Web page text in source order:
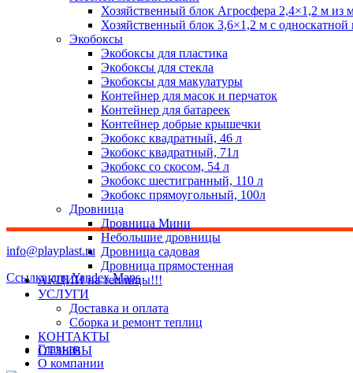
Хозяйственный блок Агросфера 2,4×1,2 м из
Хозяйственный блок 3,6×1,2 м с
Экобоксы
Экобоксы для пластика
Экобоксы для стекла
Экобоксы для макулатуры
Контейнер для масок и перчаток
Контейнер для батареек
Контейнер добрые крышечки
Экобокс квадратный, 46 л
Экобокс квадратный, 71л
Экобокс со скосом, 54 л
Экобокс шестигранный, 110 л
Экобокс прямоугольный, 100л
Дровница
Дровница Мини
Небольшие дровницы
Дровница садовая
Дровница прямостенная
АКЦИИ на теплицы!!!
УСЛУГИ
Доставка и оплата
Сборка и ремонт теплиц
КОНТАКТЫ
ОТЗЫВЫ
info@playplast.ru
Ссылка для Yandex Maps
Главная
О компании